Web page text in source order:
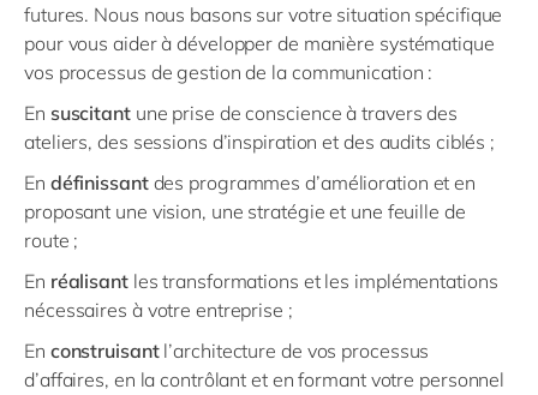
futures. Nous nous basons sur votre situation spécifique
pour vous aider à développer de manière systématique
vos processus de gestion de la communication :
En suscitant une prise de conscience à travers des
ateliers, des sessions d’inspiration et des audits ciblés ;
En définissant des programmes d’amélioration et en
proposant une vision, une stratégie et une feuille de
route ;
En réalisant les transformations et les implémentations
nécessaires à votre entreprise ;
En construisant l’architecture de vos processus
d’affaires, en la contrôlant et en formant votre personnel